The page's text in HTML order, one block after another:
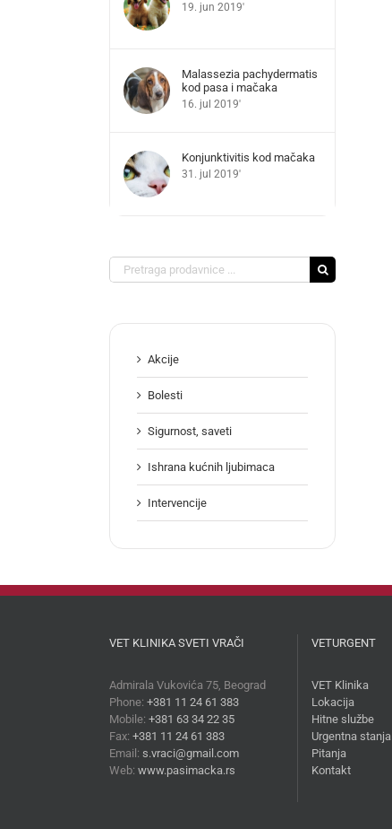
19. jun 2019'
Malassezia pachydermatis
kod pasa i mačaka
16. jul 2019'
Konjunktivitis kod mačaka
31. jul 2019'
Search
for:
Akcije
Bolesti
Sigurnost, saveti
Ishrana kućnih ljubimaca
Intervencije
VET KLINIKA SVETI VRAČI
Admirala Vukovića 75, Beograd
Phone: +381 11 24 61 383
Mobile: +381 63 34 22 35
Fax: +381 11 24 61 383
Email: s.vraci@gmail.com
Web: www.pasimacka.rs
VETURGENT
VET Klinika
Lokacija
Hitne službe
Urgentna stanja
Pitanja
Kontakt